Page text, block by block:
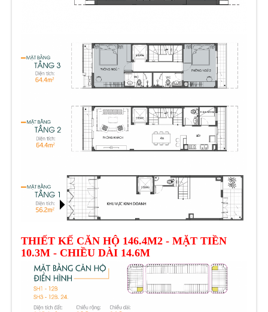
THIẾT KẾ CĂN HỘ 146.4M2 - MẶT TIỀN
10.3M - CHIỀU DÀI 14.6M